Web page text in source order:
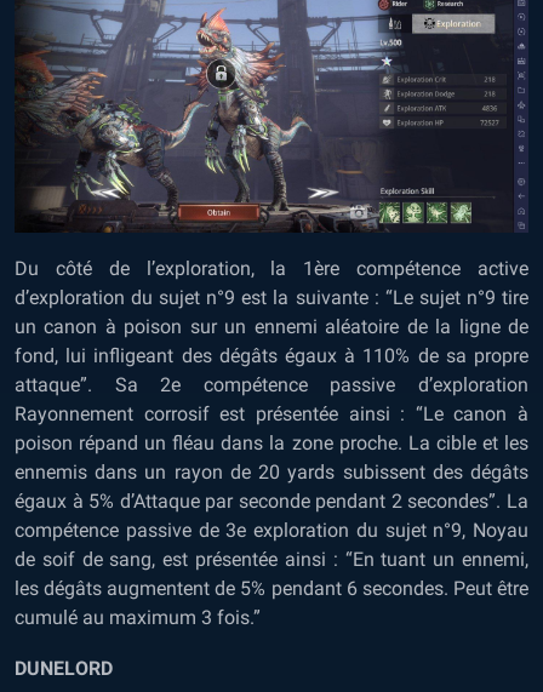
Du côté de l’exploration, la 1ère compétence active
d’exploration du sujet n°9 est la suivante : “Le sujet n°9 tire
un canon à poison sur un ennemi aléatoire de la ligne de
fond, lui infligeant des dégâts égaux à 110% de sa propre
attaque”. Sa 2e compétence passive d’exploration
Rayonnement corrosif est présentée ainsi : “Le canon à
poison répand un fléau dans la zone proche. La cible et les
ennemis dans un rayon de 20 yards subissent des dégâts
égaux à 5% d’Attaque par seconde pendant 2 secondes”. La
compétence passive de 3e exploration du sujet n°9, Noyau
de soif de sang, est présentée ainsi : “En tuant un ennemi,
les dégâts augmentent de 5% pendant 6 secondes. Peut être
cumulé au maximum 3 fois.”
DUNELORD